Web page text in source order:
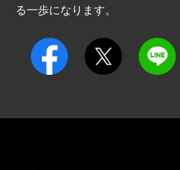
る一歩になります。